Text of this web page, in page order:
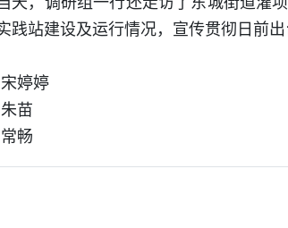
践站建设及运行情况，宣传贯彻日前
婷婷
苗
畅